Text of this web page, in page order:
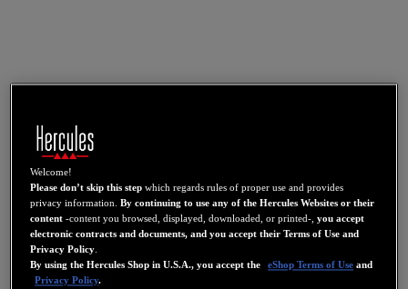
Welcome!
Please don’t skip this step which regards rules of proper use and provides
privacy information.By continuing to use any of the Hercules Websites or their
content -content you browsed, displayed, downloaded, or printed-,you accept
electronic contracts and documents, and you accept their Terms of Use and
Privacy Policy
By using the Hercules Shop in U.S.A., you accept the
eShop Terms of Use and
Privacy Policy.